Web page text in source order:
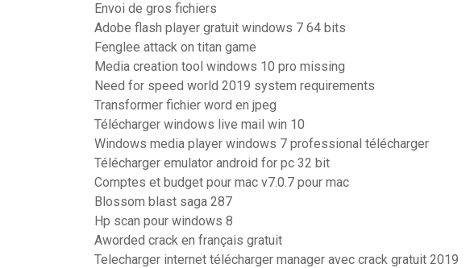
Envoi de gros fichiers
Adobe flash player gratuit windows 7 64 bits
Fenglee attack on titan game
Media creation tool windows 10 pro missing
Need for speed world 2019 system requirements
Transformer fichier word en jpeg
Télécharger windows live mail win 10
Windows media player windows 7 professional télécharger
Télécharger emulator android for pc 32 bit
Comptes et budget pour mac v7.0.7 pour mac
Blossom blast saga 287
Hp scan pour windows 8
Aworded crack en français gratuit
Telecharger internet télécharger manager avec crack gratuit 2019